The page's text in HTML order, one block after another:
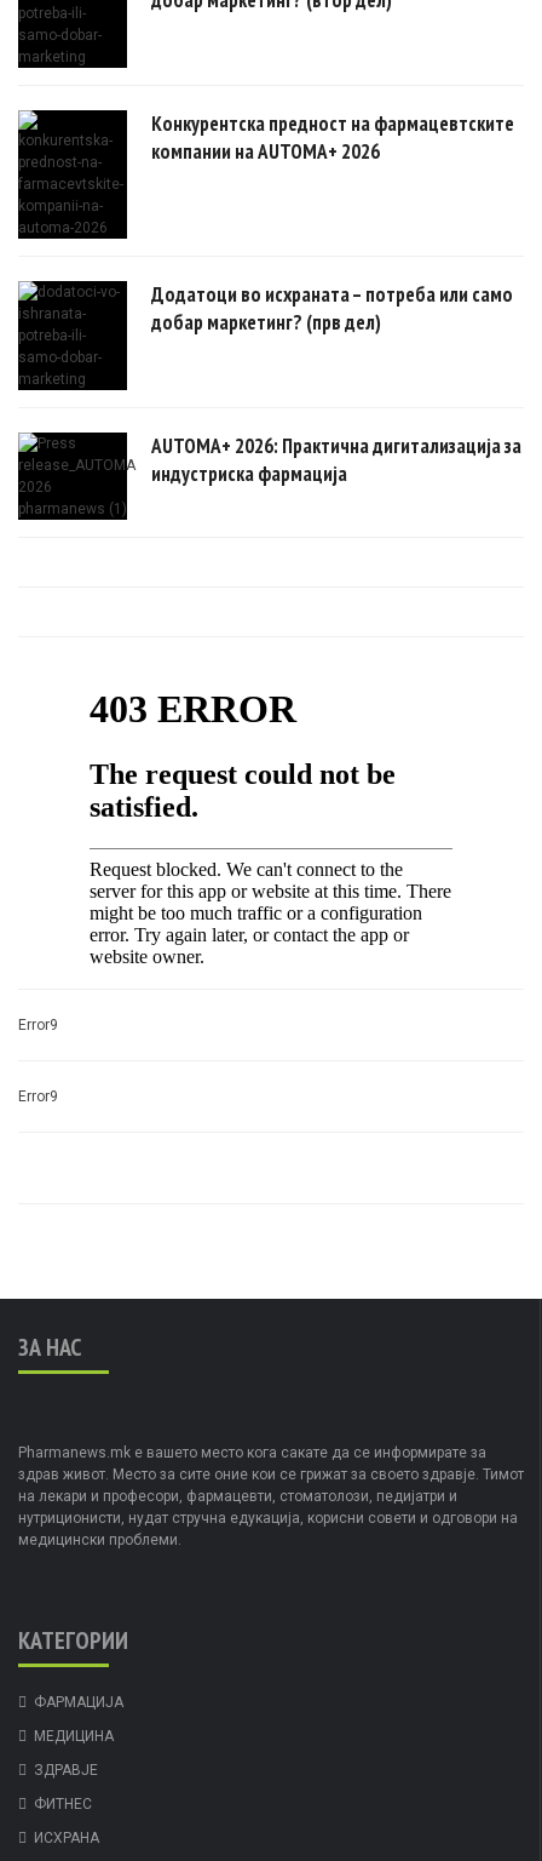
Конкурентска предност на фармацевтските
компании на AUTOMA+ 2026
Додатоци во исхраната – потреба или само
добар маркетинг? (прв дел)
AUTOMA+ 2026: Практична дигитализација за
индустриска фармација
Error9
Error9
ЗА НАС
Pharmanews.mk е вашето место кога сакате да се информирате за
здрав живот. Место за сите оние кои се грижат за своето здравје. Тимот
на лекари и професори, фармацевти, стоматолози, педијатри и
нутриционисти, нудат стручна едукација, корисни совети и одговори на
медицински проблеми.
КАТЕГОРИИ
ФАРМАЦИЈА
МЕДИЦИНА
ЗДРАВЈЕ
ФИТНЕС
ИСХРАНА